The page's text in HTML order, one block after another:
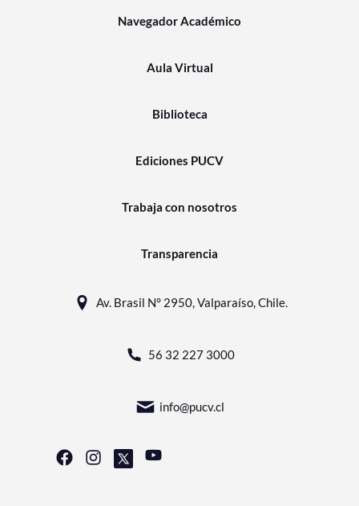
Navegador Académico
Aula Virtual
Biblioteca
Ediciones PUCV
Trabaja con nosotros
Transparencia
Av. Brasil N° 2950, Valparaíso, Chile.
56 32 227 3000
info@pucv.cl